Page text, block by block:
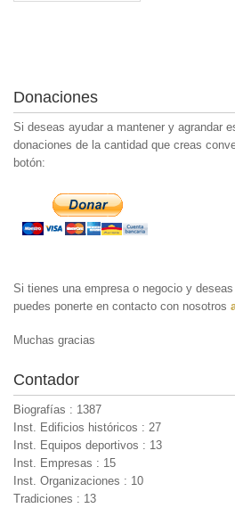
Donaciones
Si deseas ayudar a mantener y agrandar
donaciones de la cantidad que creas
botón:
Si tienes una empresa o negocio y
puedes ponerte en contacto con nosotros
Muchas gracias
Contador
Biografías : 1387
Inst. Edificios históricos : 27
Inst. Equipos deportivos : 13
Inst. Empresas : 15
Inst. Organizaciones : 10
Tradiciones : 13